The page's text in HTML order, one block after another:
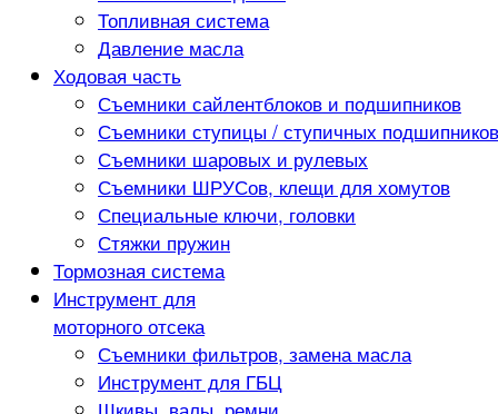
Топливная система
Давление масла
Ходовая часть
Съемники сайлентблоков и подшипников
Съемники ступицы / ступичных подшипников
Съемники шаровых и рулевых
Съемники ШРУСов, клещи для хомутов
Специальные ключи, головки
Стяжки пружин
Тормозная система
Инструмент для
моторного отсека
Съемники фильтров, замена масла
Инструмент для ГБЦ